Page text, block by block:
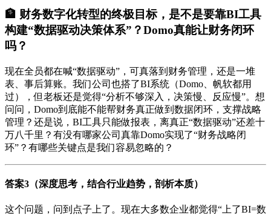
🏦 财务数字化转型的终极目标，是不是要靠BI工具
构建“数据驱动决策体系”？Domo真能让财务闭环
吗？
现在全员都在喊“数据驱动”，可真落到财务管理，还是一堆
表、事后算账。我们公司也搭了BI系统（Domo、帆软都用
过），但老板还是觉得“分析不够深入，决策慢、反应慢”。想
问问，Domo到底能不能帮财务真正做到数据闭环，支撑战略
管理？还是说，BI工具只能做报表，离真正“数据驱动”还差十
万八千里？有没有哪家公司真靠Domo实现了“财务战略闭
环”？有哪些关键点是我们容易忽略的？
答案3（深度思考，结合行业趋势，剖析本质）
这个问题，问到点子上了。现在大多数企业都觉得“上了BI=数